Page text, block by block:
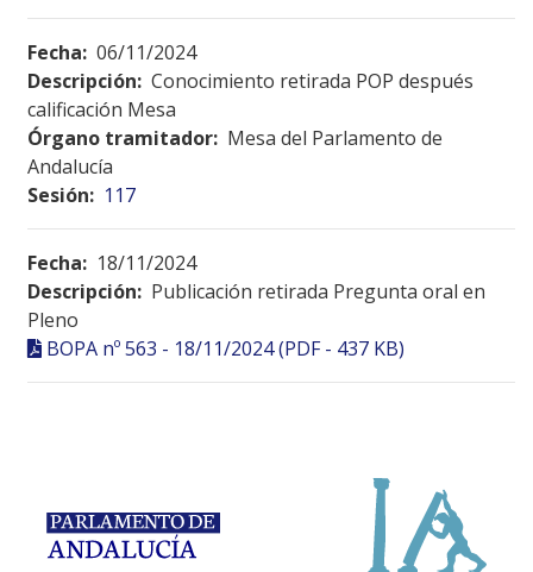
Fecha: 06/11/2024
Descripción: Conocimiento retirada POP después
calificación Mesa
Órgano tramitador: Mesa del Parlamento de
Andalucía
Sesión: 117
Fecha: 18/11/2024
Descripción: Publicación retirada Pregunta oral en
Pleno
BOPA nº 563 - 18/11/2024 (PDF - 437 KB)